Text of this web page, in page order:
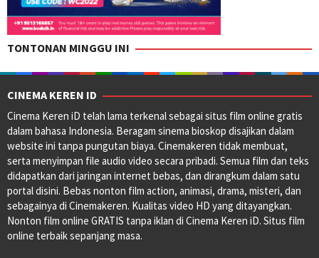
TONTONAN MINGGU INI
CINEMA KEREN ID
Cinema Keren iD telah lama terkenal sebagai situs film online gratis
dalam bahasa Indonesia. Beragam sinema bioskop disajikan dalam
website ini tanpa pungutan biaya. Cinemakeren tidak membuat,
serta menyimpan file audio video secara pribadi. Semua film dan teks
didapatkan dari jaringan internet bebas, dan dirangkum dalam satu
portal disini. Bebas nonton film action, animasi, drama, misteri, dan
sebagainya di Cinemakeren. Kualitas video HD yang ditayangkan.
Nonton film online GRATIS tanpa iklan di Cinema Keren iD. Situs film
online terbaik sepanjang masa.